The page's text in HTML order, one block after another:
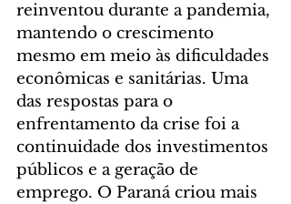
reinventou durante a pandemia,
mantendo o crescimento
mesmo em meio às dificuldades
econômicas e sanitárias. Uma
das respostas para o
enfrentamento da crise foi a
continuidade dos investimentos
públicos e a geração de
emprego. O Paraná criou mais